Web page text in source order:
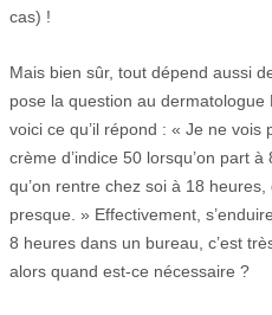
cas) !
Mais bien sûr, tout dépend aussi
pose la question au dermatologue
voici ce qu’il répond : « Je ne vois
crème d’indice 50 lorsqu’on part
qu’on rentre chez soi à 18
presque. » Effectivement,
8 heures dans un bureau, c’est
alors quand est-ce nécessaire ?